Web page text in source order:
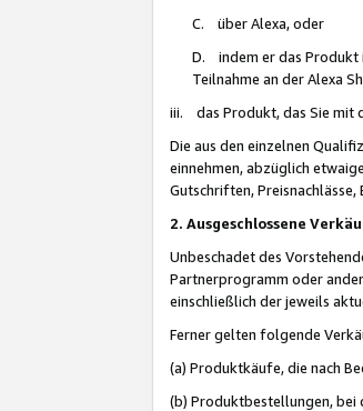
C. über Alexa, oder
D. indem er das Produkt
Teilnahme an der Alexa
iii. das Produkt, das Sie mit
Die aus den einzelnen
einnehmen, abzüglich
Gutschriften,
2. Ausgeschlossene
Unbeschadet des
Partnerprogramm oder
einschließlich der jeweils
Ferner gelten folgende
(a) Produktkäufe, die nach
(b) Produktbestellungen, bei